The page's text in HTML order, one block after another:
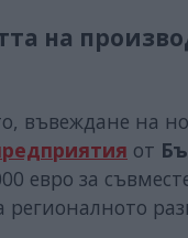
на
въвеждане на
от
евро за